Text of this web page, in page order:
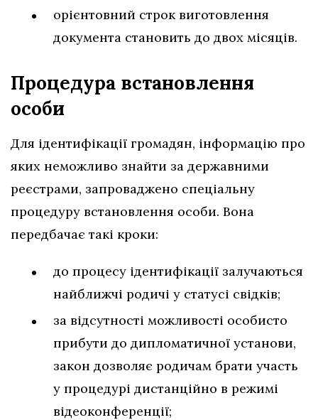
орієнтовний строк виготовлення
документа становить до двох місяців.
Процедура встановлення
особи
Для ідентифікації громадян, інформацію про
яких неможливо знайти за державними
реєстрами, запроваджено спеціальну
процедуру встановлення особи. Вона
передбачає такі кроки:
до процесу ідентифікації залучаються
найближчі родичі у статусі свідків;
за відсутності можливості особисто
прибути до дипломатичної установи,
закон дозволяє родичам брати участь
у процедурі дистанційно в режимі
відеоконференції;